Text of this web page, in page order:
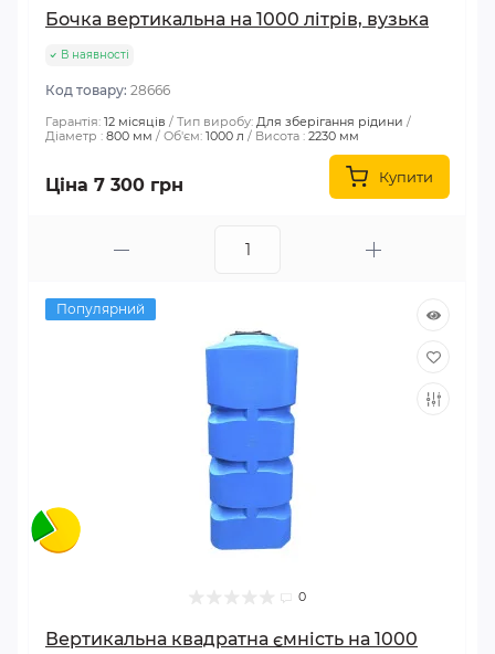
Бочка вертикальна на 1000 літрів, вузька
В наявності
Код товару: 28666
Гарантія: 12 місяців Тип виробу: Для зберігання рідини
Діаметр : 800 мм Об'єм: 1000 л Висота : 2230 мм
Ціна 7 300 грн Купити
Популярний
0
Вертикальна квадратна ємність на 1000